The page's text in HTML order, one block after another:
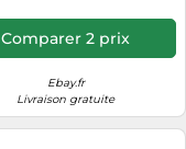
Comparer 2 prix
Ebay.fr
Livraison gratuite